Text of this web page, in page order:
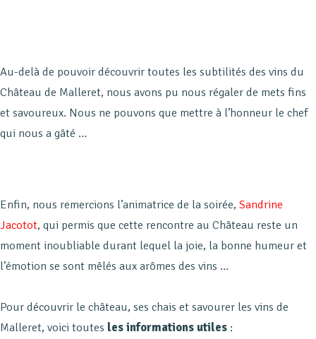
Au-delà de pouvoir découvrir toutes les subtilités des vins du
Château de Malleret, nous avons pu nous régaler de mets fins
et savoureux. Nous ne pouvons que mettre à l’honneur le chef
qui nous a gâté …
Enfin, nous remercions l’animatrice de la soirée, Sandrine
Jacotot, qui permis que cette rencontre au Château reste un
moment inoubliable durant lequel la joie, la bonne humeur et
l’émotion se sont mêlés aux arômes des vins …
Pour découvrir le château, ses chais et savourer les vins de
Malleret, voici toutes les informations utiles :